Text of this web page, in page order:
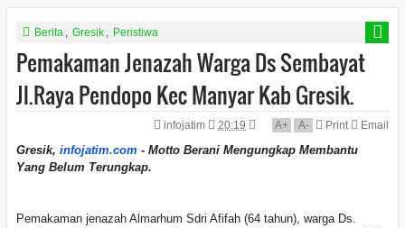
Berita , Gresik , Peristiwa
Pemakaman Jenazah Warga Ds Sembayat
Jl.Raya Pendopo Kec Manyar Kab Gresik.
infojatim 20:19 A+ A- Print Email
Gresik, infojatim.com - Motto Berani Mengungkap Membantu
Yang Belum Terungkap.
Pemakaman jenazah Almarhum Sdri Afifah (64 tahun), warga Ds.